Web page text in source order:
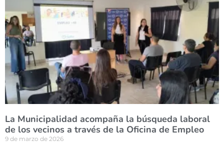
La Municipalidad acompaña la búsqueda laboral
de los vecinos a través de la Oficina de Empleo
9 de marzo de 2026